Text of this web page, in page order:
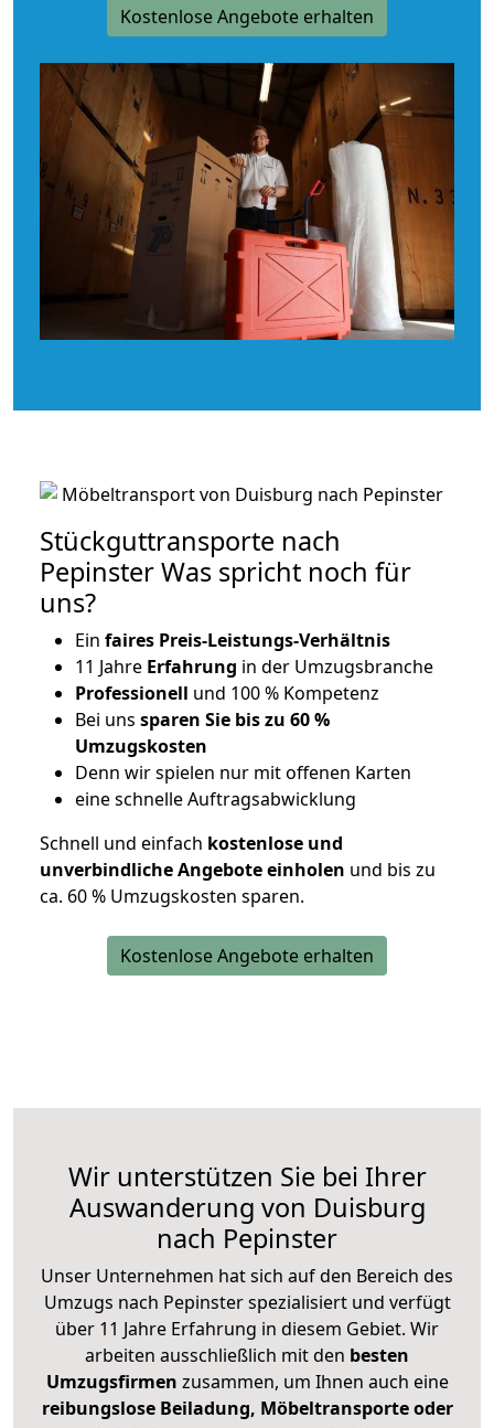
Kostenlose Angebote erhalten
Stückguttransporte nach
Pepinster Was spricht noch für
uns?
Ein faires Preis-Leistungs-Verhältnis
11 Jahre Erfahrung in der Umzugsbranche
Professionell und 100 % Kompetenz
Bei uns sparen Sie bis zu 60 %
Umzugskosten
Denn wir spielen nur mit offenen Karten
eine schnelle Auftragsabwicklung
Schnell und einfach kostenlose und
unverbindliche Angebote einholen und bis zu
ca. 60 % Umzugskosten sparen.
Kostenlose Angebote erhalten
Wir unterstützen Sie bei Ihrer
Auswanderung von Duisburg
nach Pepinster
Unser Unternehmen hat sich auf den Bereich des
Umzugs nach Pepinster spezialisiert und verfügt
über 11 Jahre Erfahrung in diesem Gebiet. Wir
arbeiten ausschließlich mit den besten
Umzugsfirmen zusammen, um Ihnen auch eine
reibungslose Beiladung, Möbeltransporte oder